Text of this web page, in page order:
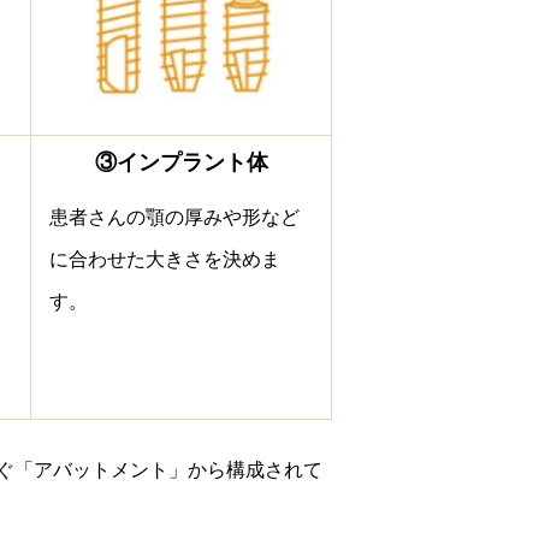
③インプラント体
患者さんの顎の厚みや形など
に合わせた大きさを決めま
す。
「アバットメント」から構成されて